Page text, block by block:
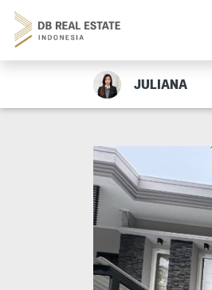
JULIANA